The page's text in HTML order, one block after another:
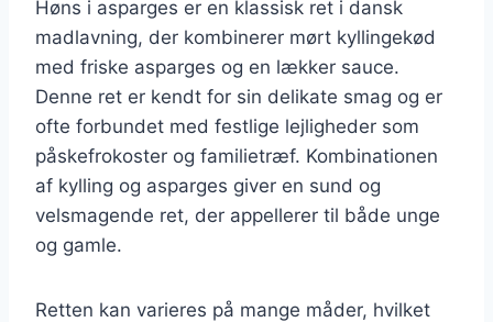
Høns i asparges er en klassisk ret i dansk
madlavning, der kombinerer mørt kyllingekød
med friske asparges og en lækker sauce.
Denne ret er kendt for sin delikate smag og er
ofte forbundet med festlige lejligheder som
påskefrokoster og familietræf. Kombinationen
af kylling og asparges giver en sund og
velsmagende ret, der appellerer til både unge
og gamle.
Retten kan varieres på mange måder, hvilket